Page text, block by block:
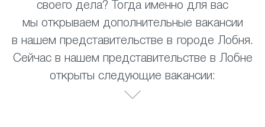
своего дела? Тогда именно для вас
мы открываем дополнительные вакансии
в нашем представительстве в городе Лобня.
Сейчас в нашем представительстве в Лобне
открыты следующие вакансии: